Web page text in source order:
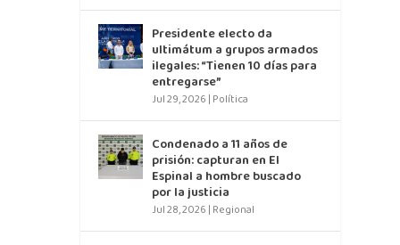
Presidente electo da
ultimátum a grupos armados
ilegales: “Tienen 10 días para
entregarse”
Jul 29, 2026 | Política
Condenado a 11 años de
prisión: capturan en El
Espinal a hombre buscado
por la justicia
Jul 28, 2026 | Regional